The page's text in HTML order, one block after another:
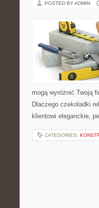
POSTED BY ADMIN
mogą wyróżnić Twoją
Dlaczego czekoladki
klientowi eleganckie,
CATEGORIES: